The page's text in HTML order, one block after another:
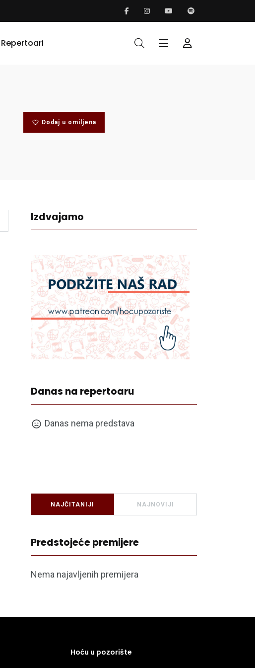
Repertoari
Dodaj u omiljena
Izdvajamo
Danas na repertoaru
Danas nema predstava
NAJČITANIJI NAJNOVIJI
Predstojeće premijere
Nema najavljenih premijera
Hoću u pozorište